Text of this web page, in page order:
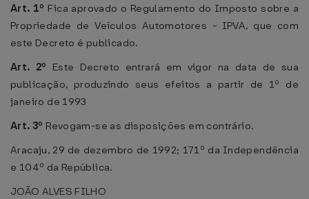
Art. 1º Fica aprovado o Regulamento do Imposto sobre a
Propriedade de Veículos Automotores - IPVA, que com
este Decreto é publicado.
Art. 2º Este Decreto entrará em vigor na data de sua
publicação, produzindo seus efeitos a partir de 1º de
janeiro de 1993
Art. 3º Revogam-se as disposições em contrário.
Aracaju, 29 de dezembro de 1992; 171º da Independência
e 104º da República.
JOÃO ALVES FILHO